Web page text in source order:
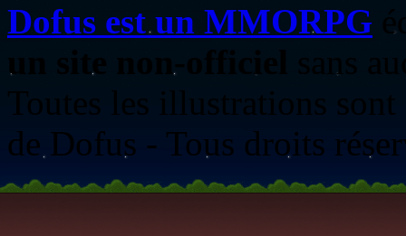
Dofus est un MMORPG
un site non-officiel
sans
Toutes les illustrations
de Dofus - Tous droits